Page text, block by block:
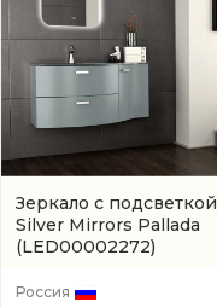
Зеркало с подсветкой
Silver Mirrors Pallada
(LED00002272)
Россия